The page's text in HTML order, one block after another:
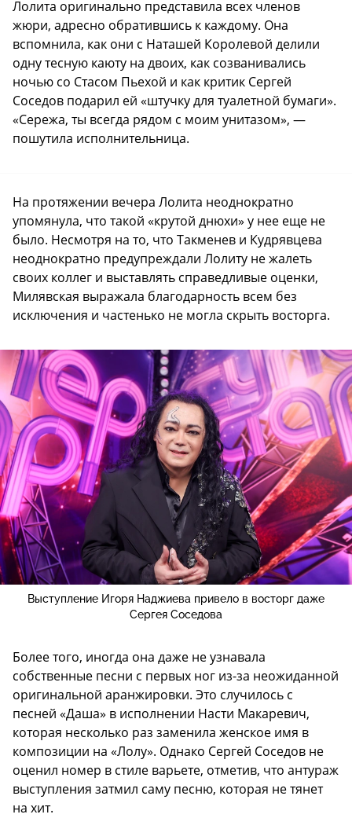
Лолита оригинально представила всех членов
жюри, адресно обратившись к каждому. Она
вспомнила, как они с Наташей Королевой делили
одну тесную каюту на двоих, как созванивались
ночью со Стасом Пьехой и как критик Сергей
Соседов подарил ей «штучку для туалетной бумаги».
«Сережа, ты всегда рядом с моим унитазом», —
пошутила исполнительница.
На протяжении вечера Лолита неоднократно
упомянула, что такой «крутой днюхи» у нее еще не
было. Несмотря на то, что Такменев и Кудрявцева
неоднократно предупреждали Лолиту не жалеть
своих коллег и выставлять справедливые оценки,
Милявская выражала благодарность всем без
исключения и частенько не могла скрыть восторга.
Выступление Игоря Наджиева привело в восторг даже
Сергея Соседова
Более того, иногда она даже не узнавала
собственные песни с первых ног из-за неожиданной
оригинальной аранжировки. Это случилось с
песней «Даша» в исполнении Насти Макаревич,
которая несколько раз заменила женское имя в
композиции на «Лолу». Однако Сергей Соседов не
оценил номер в стиле варьете, отметив, что антураж
выступления затмил саму песню, которая не тянет
на хит.